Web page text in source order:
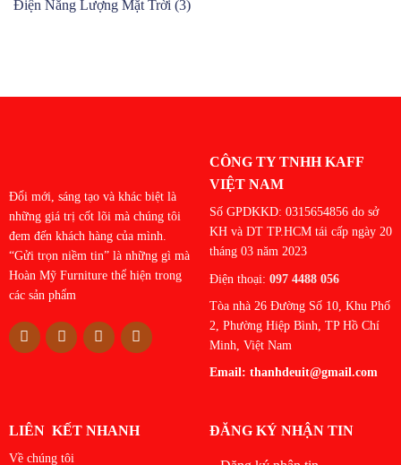
Điện Năng Lượng Mặt Trời (3)
Đổi mới, sáng tạo và khác biệt là
những giá trị cốt lõi mà chúng tôi
đem đến khách hàng của mình.
“Gửi trọn niềm tin” là những gì mà
Hoàn Mỹ Furniture thể hiện trong
các sản phẩm
CÔNG TY TNHH KAFF
VIỆT NAM
Số GPDKKD: 0315654856 do sở
KH và DT TP.HCM tái cấp ngày 20
tháng 03 năm 2023
Điện thoại: 097 4488 056
Tòa nhà 26 Đường Số 10, Khu Phố
2, Phường Hiệp Bình, TP Hồ Chí
Minh, Việt Nam
Email: thanhdeuit@gmail.com
LIÊN KẾT NHANH
Về chúng tôi
ĐĂNG KÝ NHẬN TIN